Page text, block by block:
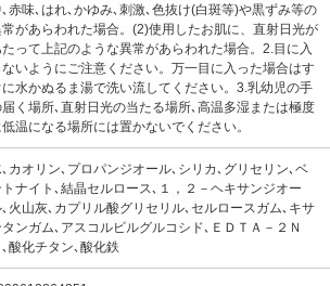
赤味､はれ､かゆみ､刺激､色抜け(白斑等)や黒ずみ等の
があらわれた場合。(2)使用したお肌に、直射日光が
たって上記のような異常があらわれた場合。2.目に入
ないようにご注意ください。万一目に入った場合はす
に水かぬるま湯で洗い流してください。3.乳幼児の手
く場所､直射日光の当たる場所､高温多湿または極度
低温になる場所には置かないでください。
カオリン､プロパンジオール､シリカ､グリセリン､ベ
トナイト､結晶セルロース､１，２－ヘキサンジオー
､火山灰､カプリル酸グリセリル､セルロースガム､キサ
タンガム､アスコルビルグルコシド､ＥＤＴＡ－２Ｎ
､酸化チタン､酸化鉄